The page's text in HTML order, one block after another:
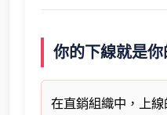
你的下線就是
在直銷組織中，上